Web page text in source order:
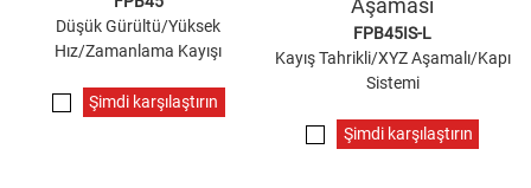
Düşük Gürültü/Yüksek
Hız/Zamanlama Kayışı
Şimdi karşılaştırın
Aşaması
FPB45IS-L
Kayış Tahrikli/XYZ Aşamalı/Kapı
Sistemi
Şimdi karşılaştırın